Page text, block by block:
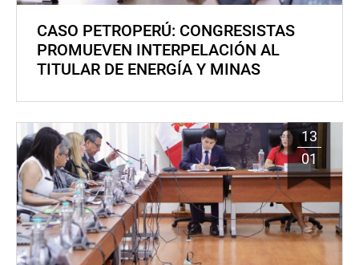
CASO PETROPERÚ: CONGRESISTAS
PROMUEVEN INTERPELACIÓN AL
TITULAR DE ENERGÍA Y MINAS
13
01